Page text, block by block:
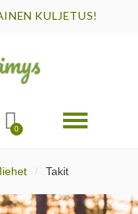
KULJETUS!
Takit